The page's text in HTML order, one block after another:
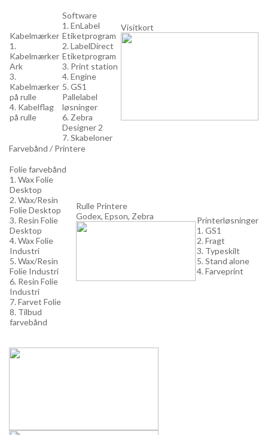
Kabelmærker
1.
Kabelmærker
Ark
3.
Kabelmærker
på rulle
4. Kabelflag
på rulle
Software
1. EnLabel
Etiketprogram
2. LabelDirect
Etiketprogram
3. Print station
4. Engine
5. GS1
Pallelabel
løsninger
6. Zebra
Designer 2
7. Skabeloner
Visitkort
Farvebånd / Printere
Folie farvebånd
1. Wax Folie
Desktop
2. Wax/Resin
Folie Desktop
3. Resin Folie
Desktop
4. Wax Folie
Industri
5. Wax/Resin
Folie Industri
6. Resin Folie
Industri
7. Farvet Folie
8. Tilbud
farvebånd
Rulle Printere
Godex, Epson, Zebra
Printerløsninger
1. GS1
2. Fragt
3. Typeskilt
5. Stand alone
4. Farveprint